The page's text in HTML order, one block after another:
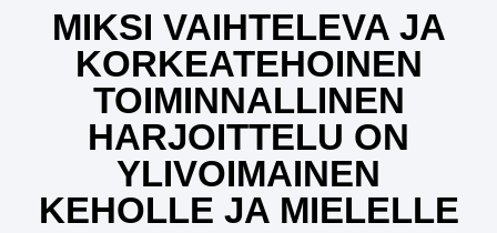
MIKSI VAIHTELEVA JA
KORKEATEHOINEN
TOIMINNALLINEN
HARJOITTELU ON
YLIVOIMAINEN
KEHOLLE JA MIELELLE